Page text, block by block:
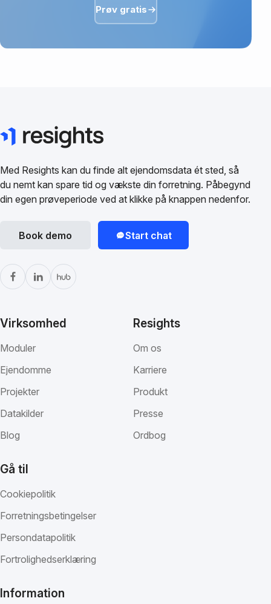
Prøv gratis
Med Resights kan du finde alt ejendomsdata ét sted, så
du nemt kan spare tid og vækste din forretning. Påbegynd
din egen prøveperiode ved at klikke på knappen nedenfor.
Book demo Start chat
Virksomhed
Moduler
Ejendomme
Projekter
Datakilder
Blog
Resights
Om os
Karriere
Produkt
Presse
Ordbog
Gå til
Cookiepolitik
Forretningsbetingelser
Persondatapolitik
Fortrolighedserklæring
Information